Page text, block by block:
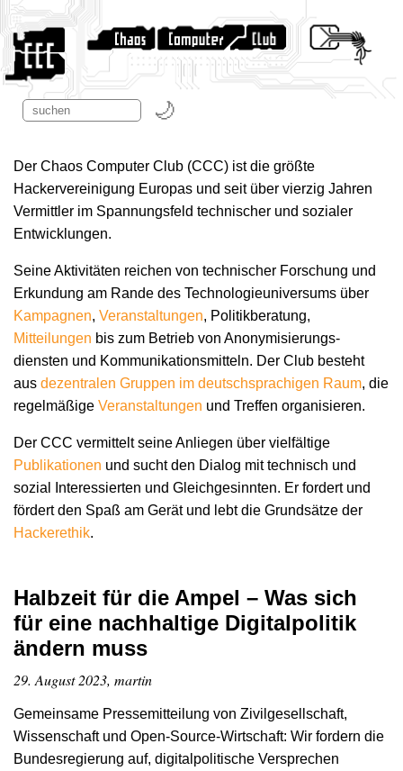
Der Chaos Computer Club (CCC) ist die größte
Hackervereinigung Europas und seit über vierzig Jahren
Vermittler im Spannungsfeld technischer und sozialer
Entwicklungen.
Seine Aktivitäten reichen von technischer Forschung und
Erkundung am Rande des Technologie­universums über
Kampagnen, Veranstaltungen, Politikberatung,
Mitteilungen bis zum Betrieb von Anonymisierungs­
diensten und Kommunikations­mitteln. Der Club besteht
aus dezentralen Gruppen im deutschsprachigen Raum, die
regelmäßige Veranstaltungen und Treffen organisieren.
Der CCC vermittelt seine Anliegen über vielfältige
Publikationen und sucht den Dialog mit technisch und
sozial Interessierten und Gleichgesinnten. Er fordert und
fördert den Spaß am Gerät und lebt die Grundsätze der
Hacker­ethik.
Halbzeit für die Ampel – Was sich
für eine nachhaltige Digitalpolitik
ändern muss
29. August 2023, martin
Gemeinsame Pressemitteilung von Zivilgesellschaft,
Wissenschaft und Open-Source-Wirtschaft: Wir fordern die
Bundesregierung auf, digitalpolitische Versprechen